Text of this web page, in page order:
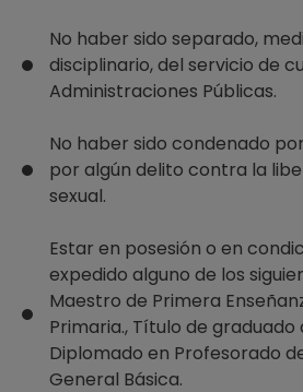
No haber sido separado,
disciplinario, del servicio de
Administraciones Públicas.
No haber sido condenado
por algún delito contra la
sexual.
Estar en posesión o en
expedido alguno de los
Maestro de Primera
Primaria., Título de
Diplomado en Profesorado
General Básica.